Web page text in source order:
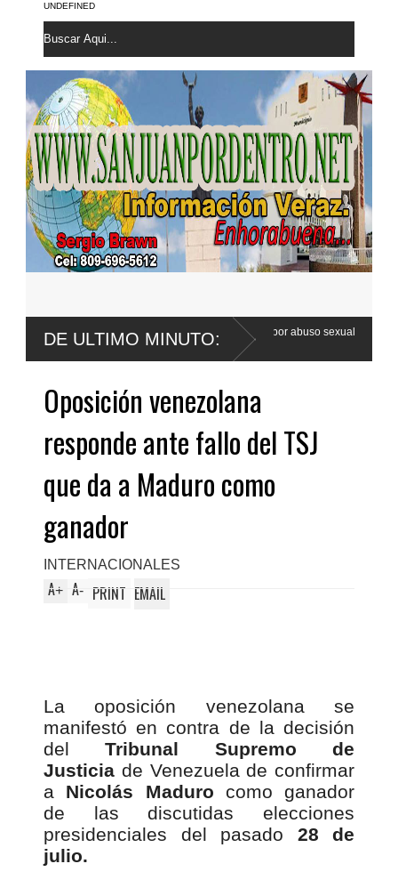
UNDEFINED
DE ULTIMO MINUTO:
Wander Franco apela sentencia por abuso sexual
Poder Ejecutivo
Oposición venezolana
responde ante fallo del TSJ
que da a Maduro como
ganador
INTERNACIONALES
A+ A- PRINT EMAIL
La oposición venezolana se
manifestó en contra de la decisión
delTribunal Supremo de
Justicia de Venezuela de confirmar
a Nicolás Maduro como ganador
de las discutidas elecciones
presidenciales del pasado 28 de
julio.